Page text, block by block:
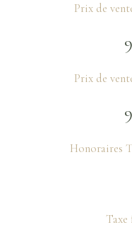
Prix de
Prix de
Honoraires
Taxe